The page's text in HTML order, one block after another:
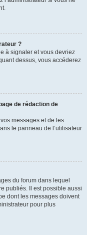
?
à signaler et vous devriez
dessus, vous accéderez
de rédaction de
messages et de les
le panneau de l’utilisateur
du forum dans lequel
publiés. Il est possible aussi
dont les messages doivent
pour plus